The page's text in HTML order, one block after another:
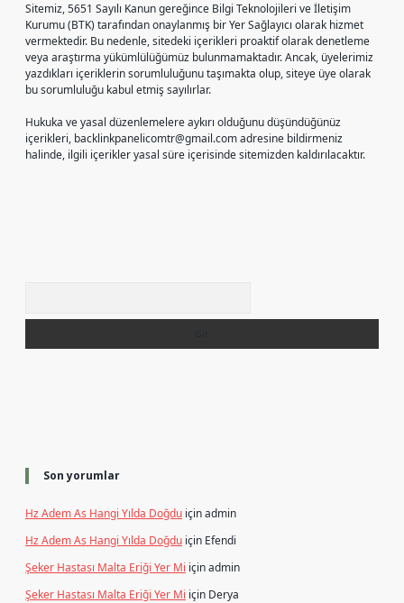
Sitemiz, 5651 Sayılı Kanun gereğince Bilgi Teknolojileri ve İletişim
Kurumu (BTK) tarafından onaylanmış bir Yer Sağlayıcı olarak hizmet
vermektedir. Bu nedenle, sitedeki içerikleri proaktif olarak denetleme
veya araştırma yükümlülüğümüz bulunmamaktadır. Ancak, üyelerimiz
yazdıkları içeriklerin sorumluluğunu taşımakta olup, siteye üye olarak
bu sorumluluğu kabul etmiş sayılırlar.
Hukuka ve yasal düzenlemelere aykırı olduğunu düşündüğünüz
içerikleri, backlinkpanelicomtr@gmail.comadresine bildirmeniz
halinde, ilgili içerikler yasal süre içerisinde sitemizden kaldırılacaktır.
Son yorumlar
Hz Adem As Hangi Yılda Doğdu içinadmin
Hz Adem As Hangi Yılda Doğdu için Efendi
Şeker Hastası Malta Eriği Yer Mi içinadmin
Şeker Hastası Malta Eriği Yer Mi için Derya